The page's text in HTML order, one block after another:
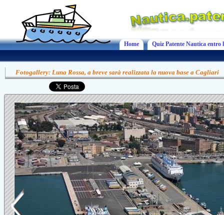
Home Quiz Patente Nautica entro
Fotogallery: Luna Rossa, a breve sarà realizzata la nuova base a Cagliari